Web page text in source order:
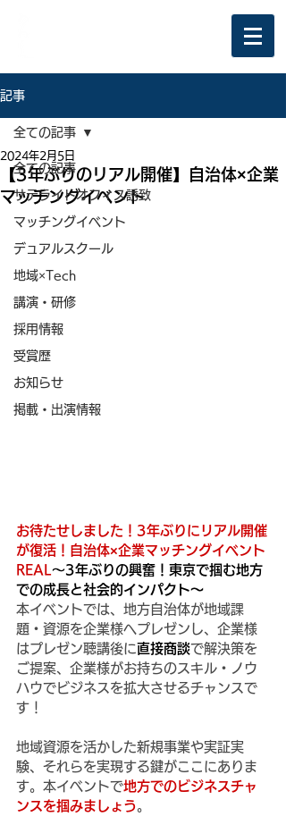
記事
全ての記事
サテライトオフィス誘致
マッチングイベント
デュアルスクール
地域×Tech
講演・研修
採用情報
受賞歴
お知らせ
掲載・出演情報
全ての記事
【3年ぶりのリアル開催】自治体×企業
マッチングイベント
2024年2月5日
お待たせしました！3年ぶりにリアル開催
が復活！自治体×企業マッチングイベント
REAL ～3年ぶりの興奮！東京で掴む地方
での成長と社会的インパクト～
本イベントでは、地方自治体が地域課
題・資源を企業様へプレゼンし、企業様
はプレゼン聴講後に直接商談で解決策を
ご提案、企業様がお持ちのスキル・ノウ
ハウでビジネスを拡大させるチャンスで
す！
地域資源を活かした新規事業や実証実
験、それらを実現する鍵がここにありま
す。本イベントで地方でのビジネスチャ
ンスを掴みましょう。